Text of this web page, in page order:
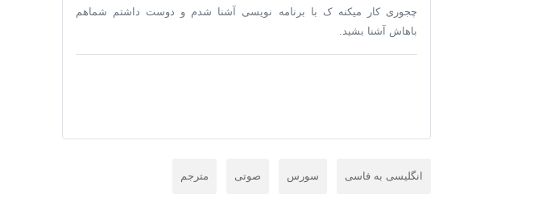
چجوری کار میکنه ک با برنامه نویسی آشنا شدم و دوست داشتم شماهم
باهاش آشنا بشید.
انگلیسی به فاسی سورس صوتی مترجم